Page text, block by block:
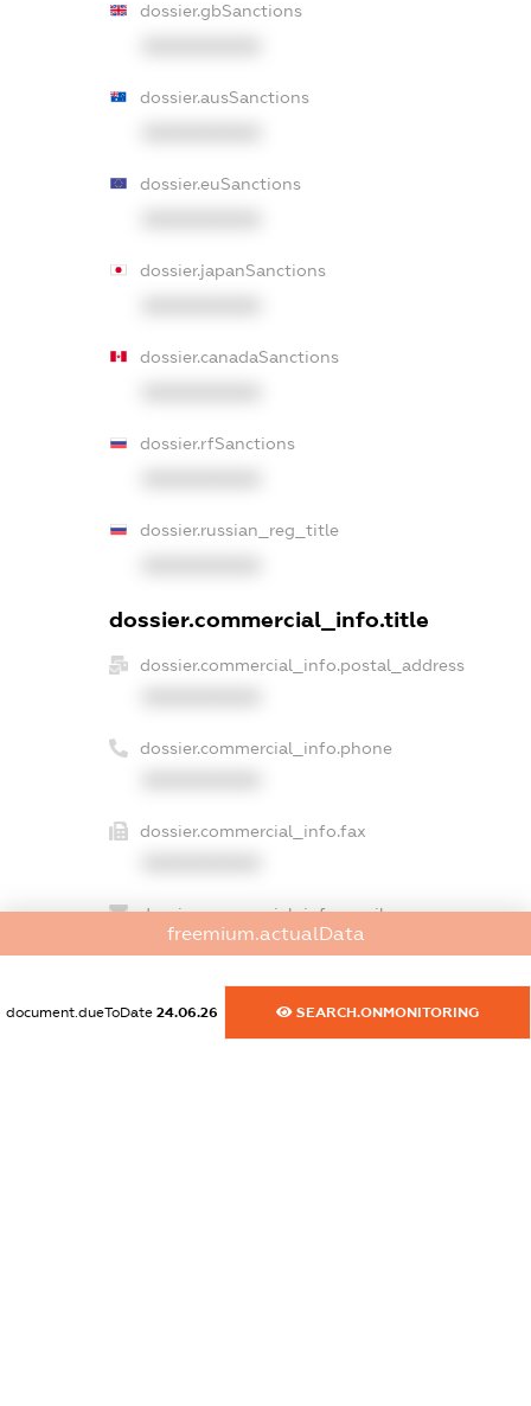
dossier.gbSanctions
dossier.ausSanctions
dossier.euSanctions
dossier.japanSanctions
dossier.canadaSanctions
dossier.rfSanctions
dossier.russian_reg_title
dossier.commercial_info.title
dossier.commercial_info.postal_address
dossier.commercial_info.phone
dossier.commercial_info.fax
dossier.commercial_info.email
XXXXXXXXXX
freemium.actualData
document.dueToDate 24.06.26 SEARCH.ONMONITORING